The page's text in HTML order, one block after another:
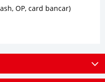
OP, card bancar)